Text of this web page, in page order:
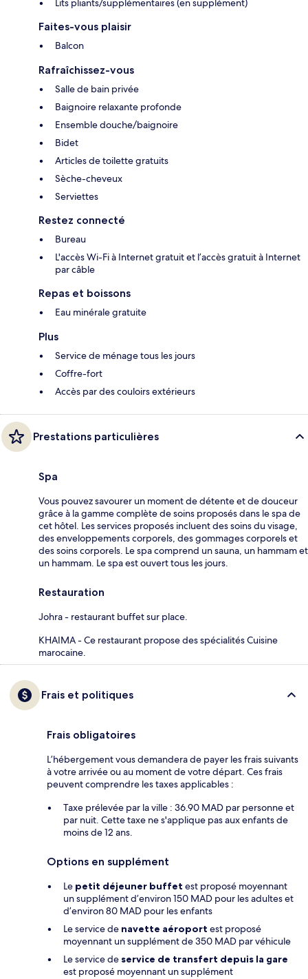
Lits pliants/supplémentaires (en supplément)
Faites-vous plaisir
Balcon
Rafraîchissez-vous
Salle de bain privée
Baignoire relaxante profonde
Ensemble douche/baignoire
Bidet
Articles de toilette gratuits
Sèche-cheveux
Serviettes
Restez connecté
Bureau
L'accès Wi-Fi à Internet gratuit et l’accès gratuit à Internet
par câble
Repas et boissons
Eau minérale gratuite
Plus
Service de ménage tous les jours
Coffre-fort
Accès par des couloirs extérieurs
Prestations particulières
Spa
Vous pouvez savourer un moment de détente et de douceur
grâce à la gamme complète de soins proposés dans le spa de
cet hôtel. Les services proposés incluent des soins du visage,
des enveloppements corporels, des gommages corporels et
des soins corporels. Le spa comprend un sauna, un hammam et
un hammam. Le spa est ouvert tous les jours.
Restauration
Johra - restaurant buffet sur place.
KHAIMA - Ce restaurant propose des spécialités Cuisine
marocaine.
Frais et politiques
Frais obligatoires
L’hébergement vous demandera de payer les frais suivants
à votre arrivée ou au moment de votre départ. Ces frais
peuvent comprendre les taxes applicables :
Taxe prélevée par la ville : 36.90 MAD par personne et
par nuit. Cette taxe ne s'applique pas aux enfants de
moins de 12 ans.
Options en supplément
Le petit déjeuner buffet est proposé moyennant
un supplément d’environ 150 MAD pour les adultes et
d’environ 80 MAD pour les enfants
Le service de navette aéroport est proposé
moyennant un supplément de 350 MAD par véhicule
Le service de service de transfert depuis la gare
est proposé moyennant un supplément